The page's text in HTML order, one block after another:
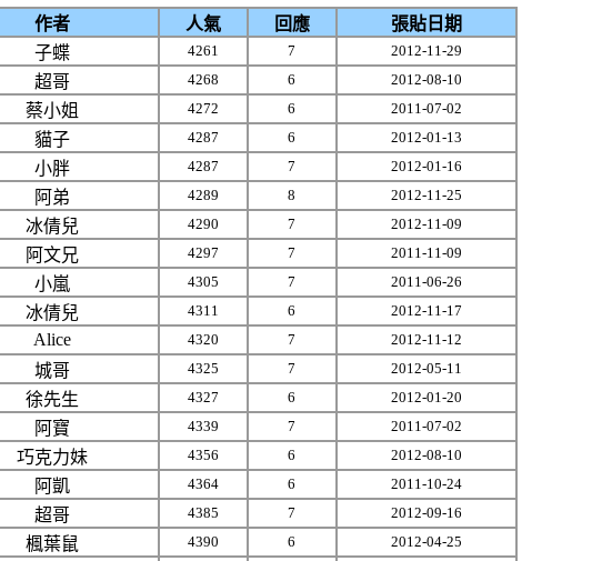
作者 人氣 回應
張貼日期
子蝶 4261 7 2012-11-29
超哥 4268 6 2012-08-10
蔡小姐 4272 6 2011-07-02
貓子 4287 6 2012-01-13
小胖 4287 7 2012-01-16
阿弟 4289 8 2012-11-25
冰倩兒 4290 7 2012-11-09
阿文兄 4297 7 2011-11-09
小嵐 4305 7 2011-06-26
冰倩兒 4311 6 2012-11-17
Alice 4320 7 2012-11-12
城哥 4325 7 2012-05-11
徐先生 4327 6 2012-01-20
阿寶 4339 7 2011-07-02
巧克力妹 4356 6 2012-08-10
阿凱 4364 6 2011-10-24
超哥 4385 7 2012-09-16
楓葉鼠 4390 6 2012-04-25